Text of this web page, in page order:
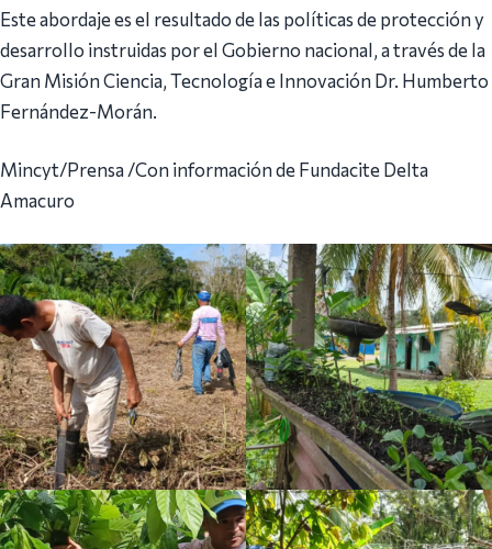
Este abordaje es el resultado de las políticas de protección y
desarrollo instruidas por el Gobierno nacional, a través de la
Gran Misión Ciencia, Tecnología e Innovación Dr. Humberto
Fernández-Morán.
Mincyt/Prensa /Con información de Fundacite Delta
Amacuro